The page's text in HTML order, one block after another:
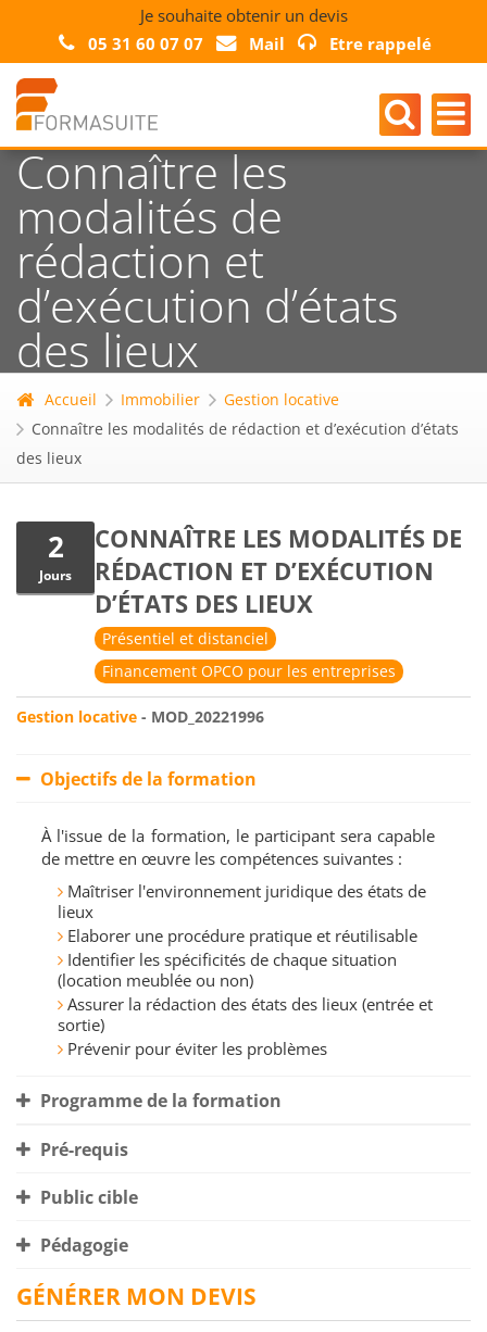
Je souhaite obtenir un devis
05 31 60 07 07
Mail Etre rappelé
Connaître les
modalités de
rédaction et
d’exécution d’états
des lieux
Accueil Immobilier
Gestion locative
Connaître les modalités de rédaction et d’exécution d’états
des lieux
2
Jours
CONNAÎTRE LES MODALITÉS DE
RÉDACTION ET D’EXÉCUTION
D’ÉTATS DES LIEUX
Présentiel et distanciel
Financement OPCO pour les entreprises
Gestion locative - MOD_20221996
Objectifs de la formation
À l'issue de la formation, le participant sera capable
de mettre en œuvre les compétences suivantes :
Maîtriser l'environnement juridique des états de
lieux
Elaborer une procédure pratique et réutilisable
Identifier les spécificités de chaque situation
(location meublée ou non)
Assurer la rédaction des états des lieux (entrée et
sortie)
Prévenir pour éviter les problèmes
Programme de la formation
Pré-requis
Public cible
Pédagogie
GÉNÉRER MON DEVIS